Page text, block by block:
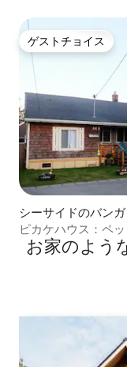
ゲストチョイス
ゲストチョイス
シーサイドのバン
ピカケハウス：ペ
お家のよう